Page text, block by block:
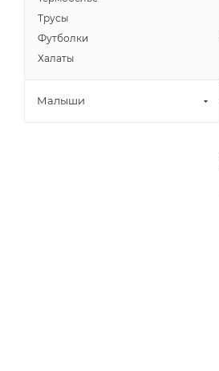
Трусы
Футболки
Халаты
Малыши